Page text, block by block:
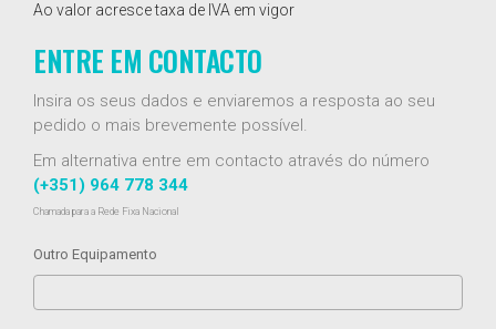
Ao valor acresce taxa de IVA em vigor
ENTRE EM CONTACTO
Insira os seus dados e enviaremos a resposta ao seu
pedido o mais brevemente possível.
Em alternativa entre em contacto através do número
(+351) 964 778 344
Chamada para a Rede Fixa Nacional
Outro Equipamento